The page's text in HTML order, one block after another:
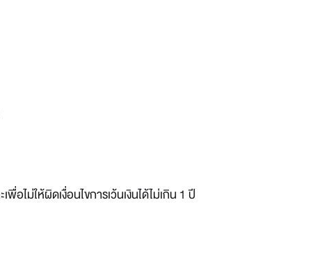
ไม่ให้ผิดเงื่อนไขการเว้นเงินได้ไม่เกิน 1 ปี